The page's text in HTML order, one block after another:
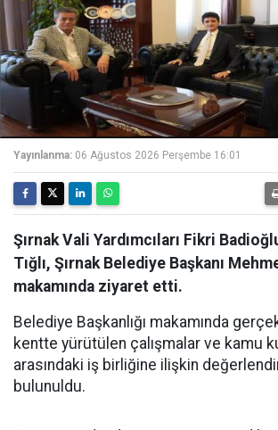
Yayınlanma: 06 Ağustos 2026 Perşembe 16:01
Şırnak Vali Yardımcıları Fikri
Tığlı, Şırnak Belediye Başkanı
makamında ziyaret etti.
Belediye Başkanlığı makamında
kentte yürütülen çalışmalar ve kamu
arasındaki iş birliğine ilişkin
bulunuldu.